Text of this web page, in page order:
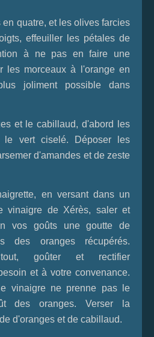
quatre, et les olives farcies
effeuiller les pétales de
à ne pas en faire une
les morceaux à l'orange en
joliment possible dans
et le cabillaud, d'abord les
le vert ciselé. Déposer les
d'amandes et de zeste
en versant dans un
vinaigre de Xérès, saler et
vos goûts une goutte de
des oranges récupérés.
goûter et rectifier
et à votre convenance.
vinaigre ne prenne pas le
des oranges. Verser la
d'oranges et de cabillaud.